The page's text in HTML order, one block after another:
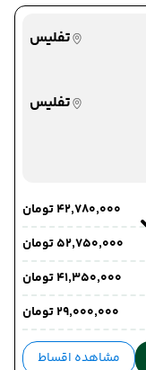
تفلیس
تفلیس
۴۲٬۷۸۰٬۰۰۰ تومان
۵۲٬۷۵۰٬۰۰۰ تومان
۴۱٬۳۵۰٬۰۰۰ تومان
۲۹٬۰۰۰٬۰۰۰ تومان
مشاهده اقساط